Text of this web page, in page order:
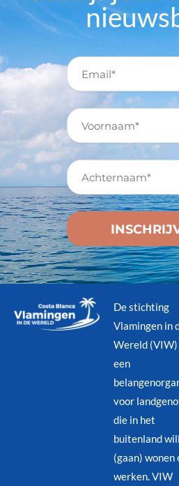
De stichting
Vlamingen in
Wereld (VIW)
een
voor
die in het
buitenland
(gaan) wonen
werken. VIW